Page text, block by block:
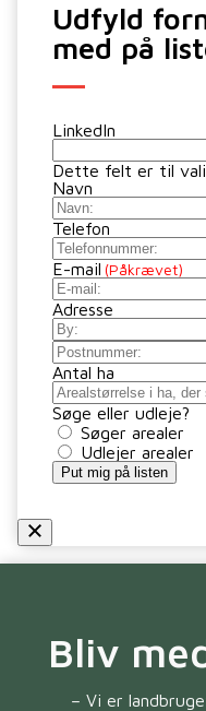
Udfyld
med på
LinkedIn
Dette felt er til
Navn
Telefon
E-mail (Påkrævet)
Adresse
Antal ha
Søge eller udleje?
Søger arealer
Udlejer arealer
Put mig på listen
Bliv
– Vi er